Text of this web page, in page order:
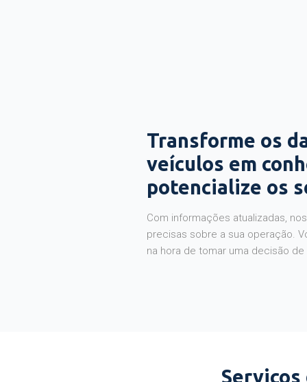
Transforme os
veículos em
potencialize os
Com informações atualizadas,
precisas sobre a sua operação.
na hora de tomar uma decisão